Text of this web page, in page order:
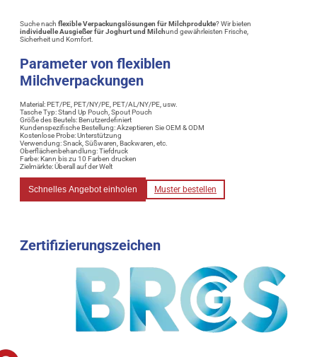
Suche nach flexible Verpackungslösungen für Milchprodukte? Wir bieten
individuelle Ausgießer für Joghurt und Milchund gewährleisten Frische,
Sicherheit und Komfort.
Parameter von flexiblen
Milchverpackungen
Material: PET/PE, PET/NY/PE, PET/AL/NY/PE, usw.
Tasche Typ: Stand Up Pouch, Spout Pouch
Größe des Beutels: Benutzerdefiniert
Kundenspezifische Bestellung: Akzeptieren Sie OEM & ODM
Kostenlose Probe: Unterstützung
Verwendung: Snack, Süßwaren, Backwaren, etc.
Oberflächenbehandlung: Tiefdruck
Farbe: Kann bis zu 10 Farben drucken
Zielmärkte: Überall auf der Welt
Schnelles Angebot einholen Muster bestellen
Zertifizierungszeichen